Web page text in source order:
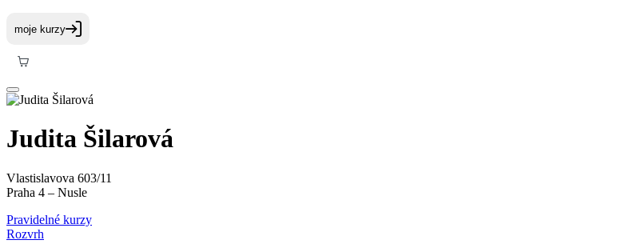
Judita Šilarová
Vlastislavova 603/11
Praha 4 – Nusle
Pravidelné kurzy
Rozvrh